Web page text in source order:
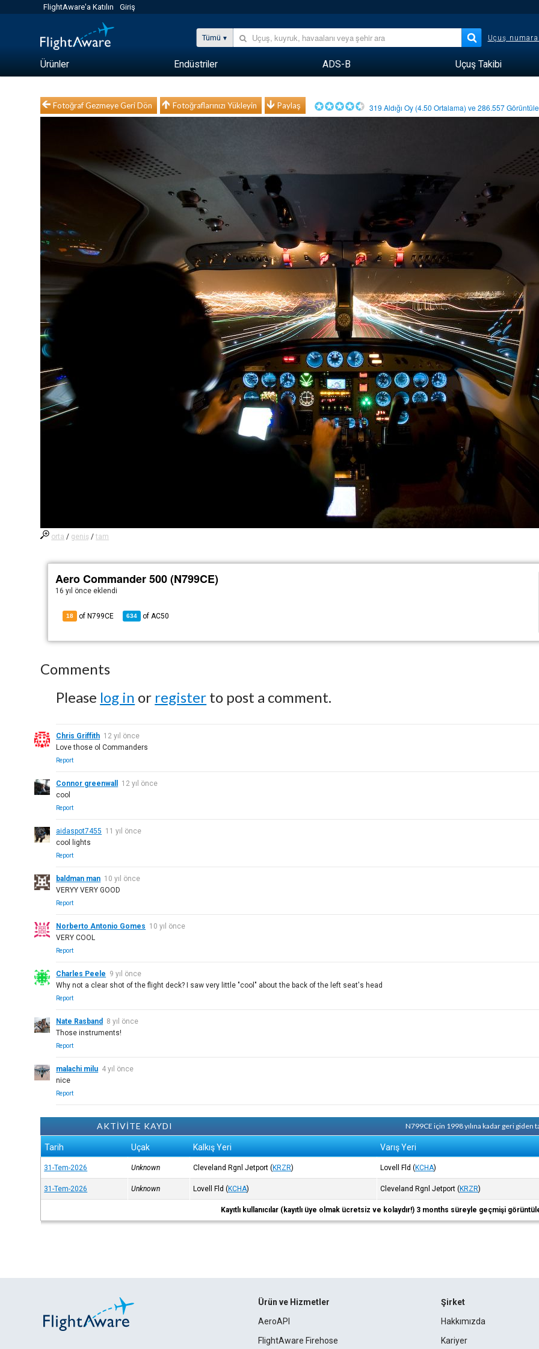
FlightAware'a Katılın Giriş
Tümü Uçuş
Ürünler Endüstriler ADS-B Uçuş Takibi
Fotoğraf Gezmeye Geri Dön Fotoğraflarınızı Yükleyin Paylaş 319 Aldığı Oy (4.50 Ortalama) ve286.557
orta / geniş /tam
Aero Commander 500 (N799CE)
16 yıl önce eklendi
18 of N799CE 634 ofAC50
Comments
Please log in or register to post a comment.
Chris Griffith 12 yıl önce
Love those ol Commanders
Report
Connor greenwall
12 yıl önce
cool
Report
aidaspot7455 11 yıl önce
cool lights
Report
baldman man 10 yıl önce
VERYY VERY GOOD
Report
Norberto Antonio Gomes 10 yıl önce
VERY COOL
Report
Charles Peele 9 yıl önce
Why not a clear shot of the flight deck? I saw very little "cool" about the back of the left seat's head
Report
Nate Rasband 8 yıl önce
Those instruments!
Report
malachi milu 4 yıl önce
nice
Report
AKTİVİTE KAYDI N799CE için 1998 yılına kadar geri
Tarih Uçak Kalkış Yeri Varış Yeri
31-Tem-2026 Unknown Cleveland Rgnl Jetport (KRZR) Lovell Fld (KCHA)
31-Tem-2026 Unknown Lovell Fld (KCHA) Cleveland Rgnl Jetport (KRZR)
Kayıtlı kullanıcılar (kayıtlı üye olmak ücretsiz ve kolaydır!) 3 months süreyle geçmişi
Ürün ve Hizmetler
AeroAPI
FlightAware Firehose
Şirket
Hakkımızda
Kariyer